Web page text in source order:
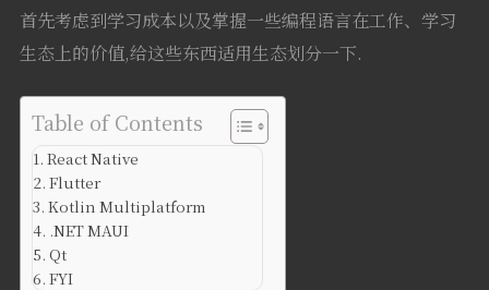
首先考虑到学习成本以及掌握一些编程语言在工作、学习
生态上的价值,给这些东西适用生态划分一下.
Table of Contents
React Native
Flutter
Kotlin Multiplatform
.NET MAUI
Qt
FYI